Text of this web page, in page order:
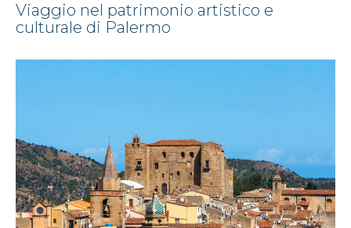
Viaggio nel patrimonio artistico e
culturale di Palermo